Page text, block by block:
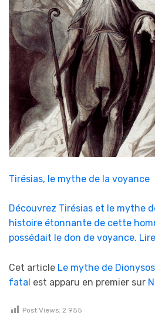
Tirésias, le mythe de la voyance
Découvrez Tirésias et le mythe
histoire étonnante de cette
possédait le don de voyance.
Cet article Le mythe de
fatal est apparu en premier sur
Post Views: 2 955